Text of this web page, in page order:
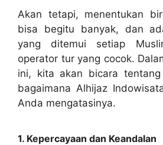
Akan tetapi, menentukan
bisa begitu banyak, dan
yang ditemui setiap
operator tur yang cocok.
ini, kita akan bicara
bagaimana Alhijaz
Anda mengatasinya.
1. Kepercayaan dan Keandalan